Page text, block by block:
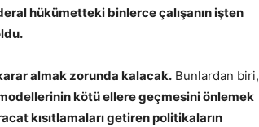
hükümetteki binlerce çalışanın işten
almak zorunda kalacak. Bunlardan biri,
kötü ellere geçmesini önlemek
kısıtlamaları getiren politikaların